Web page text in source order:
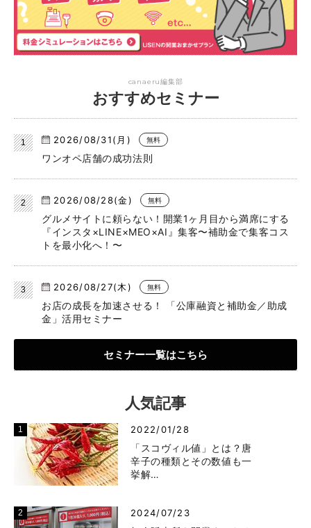
canaeru編集部
おすすめセミナー
2026/08/31(月) 無料
ワンオペ店舗の成功法則
2026/08/28(金) 無料
グルメサイトに頼らない！開業1ヶ月目から満席にする
『インスタ×LINE×MEO×AI』集客〜補助金で集客コス
トを最小化へ！〜
2026/08/27(木) 無料
お店の成長を加速させる！ 「公庫融資と補助金／助成
金」活用セミナー
セミナー一覧はこちら
人気記事
2022/01/28
「スコヴィル値」とは？唐
辛子の種類とその数値も一
挙解…
2024/07/23